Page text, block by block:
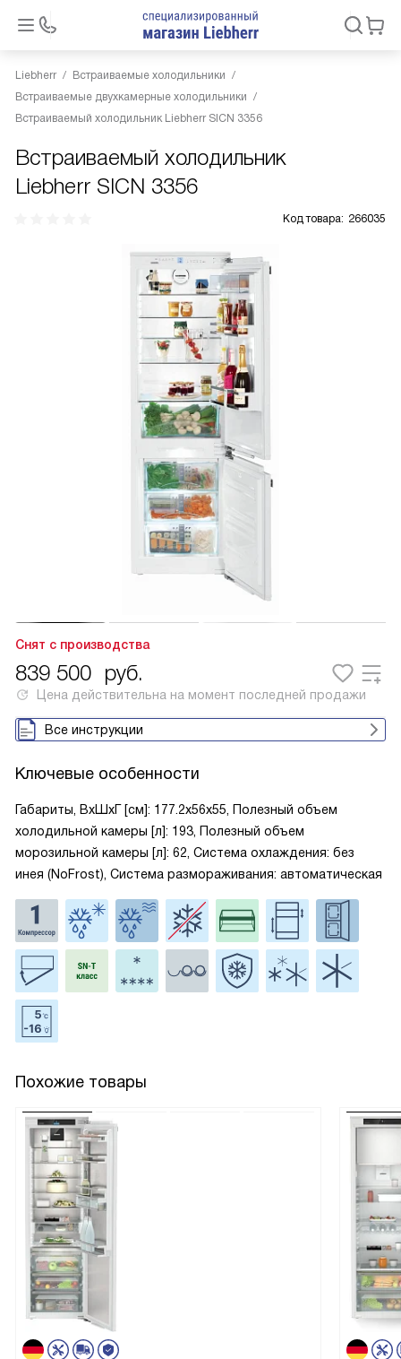
Liebherr
Встраиваемые холодильники
Встраиваемые двухкамерные холодильники
Встраиваемый холодильник Liebherr SICN 3356
Встраиваемый холодильник
Liebherr SICN 3356
Код товара: 266035
Снят с производства
839 500 руб.
Цена действительна на момент последней продажи
Все инструкции
Ключевые особенности
Габариты, ВxШxГ [см]: 177.2x56x55, Полезный объем
холодильной камеры [л]: 193, Полезный объем
морозильной камеры [л]: 62, Система охлаждения: без
инея (NoFrost), Система размораживания: автоматическая
Похожие товары